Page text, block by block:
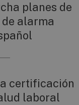
planes de
alarma
certificación
laboral